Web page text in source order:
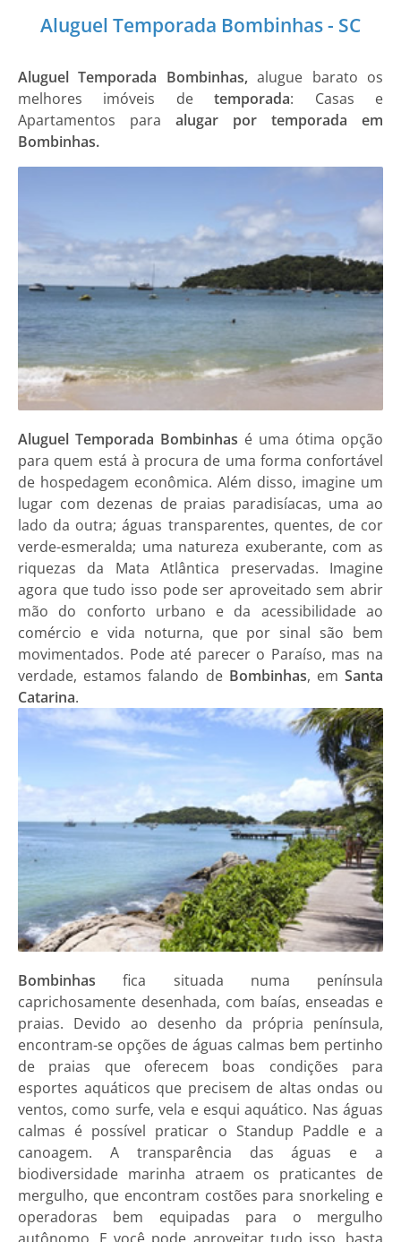
Aluguel Temporada Bombinhas - SC
Aluguel Temporada Bombinhas,alugue barato os
melhores imóveis detemporada: Casas e
Apartamentos para alugar por temporada em
Bombinhas.
Aluguel Temporada Bombinhas é uma ótima opção
para quem está à procura de uma forma confortável
de hospedagem econômica. Além disso, imagine um
lugar com dezenas de praias paradisíacas, uma ao
lado da outra; águas transparentes, quentes, de cor
verde-esmeralda; uma natureza exuberante, com as
riquezas da Mata Atlântica preservadas. Imagine
agora que tudo isso pode ser aproveitado sem abrir
mão do conforto urbano e da acessibilidade ao
comércio e vida noturna, que por sinal são bem
movimentados. Pode até parecer o Paraíso, mas na
verdade, estamos falando de Bombinhas, emSanta
Catarina.
Bombinhas fica situada numa península
caprichosamente desenhada, com baías, enseadas e
praias. Devido ao desenho da própria península,
encontram-se opções de águas calmas bem pertinho
de praias que oferecem boas condições para
esportes aquáticos que precisem de altas ondas ou
ventos, como surfe, vela e esqui aquático. Nas águas
calmas é possível praticar o Standup Paddle e a
canoagem. A transparência das águas e a
biodiversidade marinha atraem os praticantes de
mergulho, que encontram costões para snorkeling e
operadoras bem equipadas para o mergulho